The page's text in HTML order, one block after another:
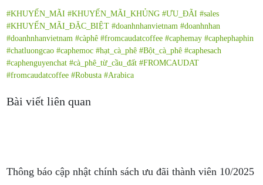
#KHUYẾN_MÃI #KHUYẾN_MÃI_KHỦNG #ƯU_ĐÃI #sales
#KHUYẾN_MÃI_ĐẶC_BIỆT #doanhnhanvietnam #doanhnhan
#doanhnhanvietnam #càphê #fromcaudatcoffee #caphemay #caphephaphin
#chatluongcao #caphemoc #hạt_cà_phê #Bột_cà_phê #caphesach
#caphenguyenchat #cà_phê_từ_cầu_đất #FROMCAUDAT
#fromcaudatcoffee #Robusta #Arabica
Bài viết liên quan
Thông báo cập nhật chính sách ưu đãi thành viên 10/2025